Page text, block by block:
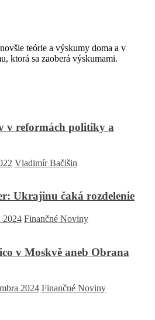
teórie a výskumy doma a v
ktorá sa zaoberá výskumami.
v reformách politiky a
Vladimír Bačišin
Ukrajinu čaká rozdelenie
2024 Finančné Noviny
v Moskvě aneb Obrana
2024 Finančné Noviny